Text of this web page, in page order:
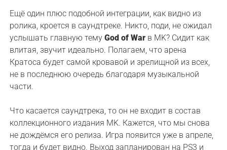
Ещё один плюс подобной интеграции, как видно из
ролика, кроется в саундтреке. Никто, поди, не ожидал
услышать главную темуGod of War в MK? Сидит как
влитая, звучит идеально. Полагаем, что арена
Кратоса будет самой кровавой и зрелищной из всех,
не в последнюю очередь благодаря музыкальной
части.
Что касается саундтрека, то он не входит в состав
коллекционного издания MK. Кажется, что мы снова
не дождёмся его релиза. Игра появится уже в апреле,
тогда и будет видно. Выход запланирован на PS3 и